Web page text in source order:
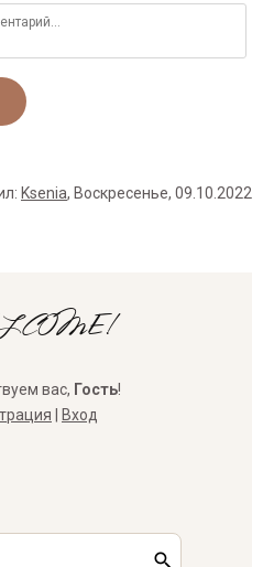
: Ksenia, Воскресенье, 09.10.2022
вас, Гость!
Вход